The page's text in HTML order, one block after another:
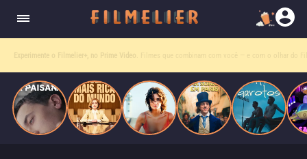
Experimente o Filmelier+, no Prime Video . Filmes que combinam com você — e com o olhar do
quando se apaixona por um de seus alvos.